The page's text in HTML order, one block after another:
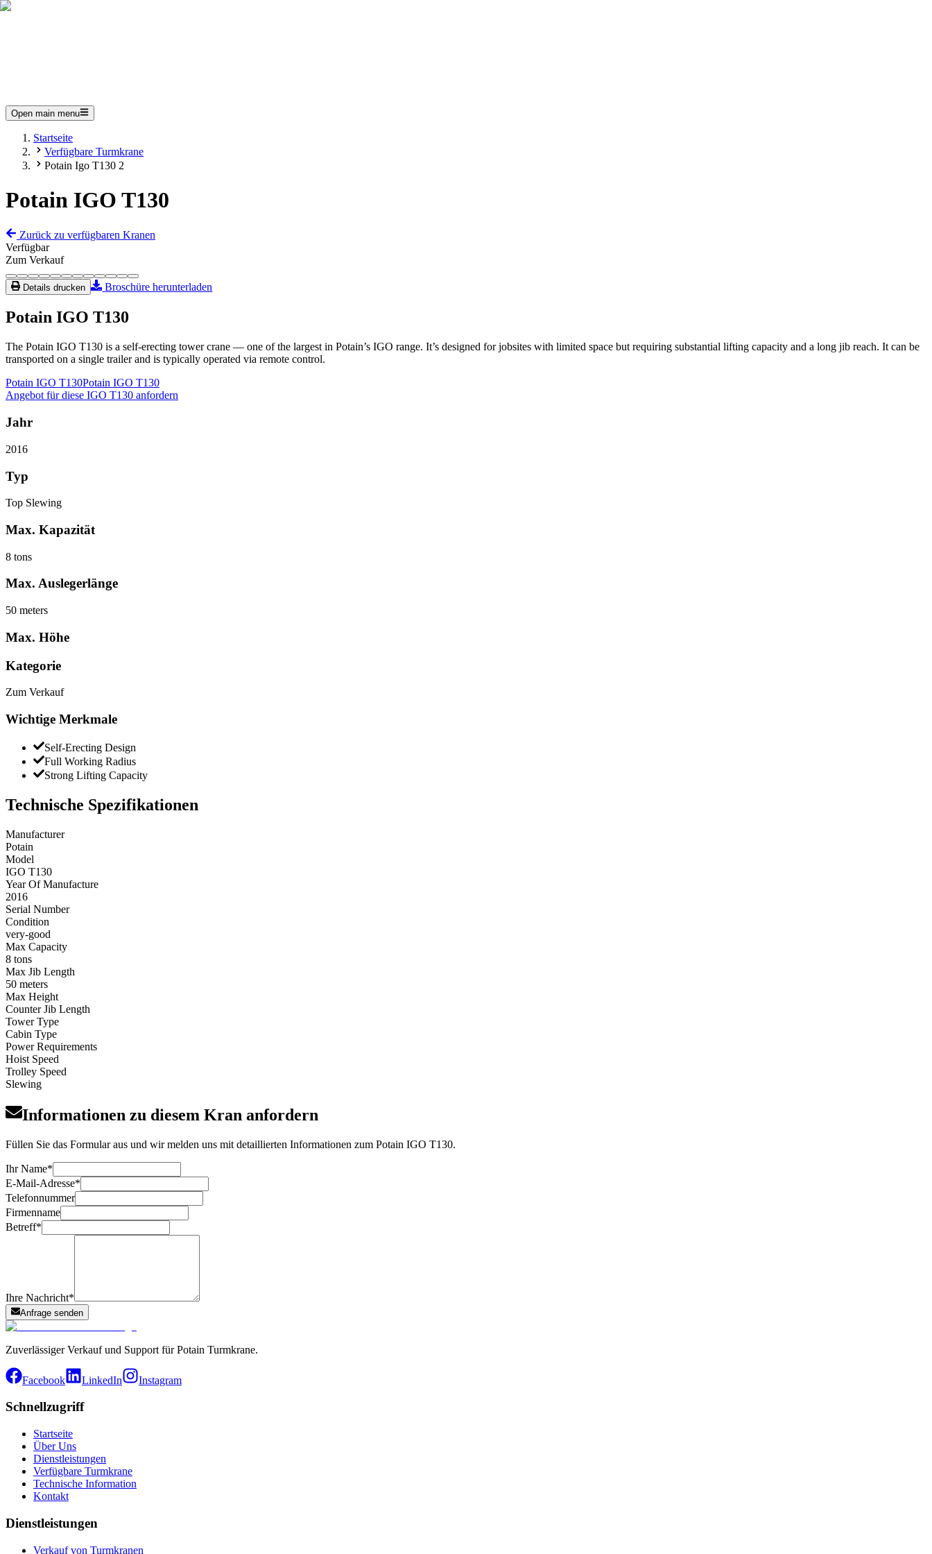
Open main menu
Startseite
Verfügbare Turmkrane
Potain Igo T130 2
Potain IGO T130
Zurück zu verfügbaren Kranen
Verfügbar
Zum Verkauf
Details drucken Broschüre herunterladen
Potain IGO T130
The Potain IGO T130 is a self-erecting tower crane — one of the largest in Potain’s IGO range. It’s designed for jobsites with limited space but requiring substantial lifting capacity and a long jib reach. It can be
transported on a single trailer and is typically operated via remote control.
Potain IGO T130Potain IGO T130
Angebot für diese IGO T130 anfordern
Jahr
2016
Typ
Top Slewing
Max. Kapazität
8 tons
Max. Auslegerlänge
50 meters
Max. Höhe
Kategorie
Zum Verkauf
Wichtige Merkmale
Self-Erecting Design
Full Working Radius
Strong Lifting Capacity
Technische Spezifikationen
Manufacturer
Potain
Model
IGO T130
Year Of Manufacture
2016
Serial Number
Condition
very-good
Max Capacity
8 tons
Max Jib Length
50 meters
Max Height
Counter Jib Length
Tower Type
Cabin Type
Power Requirements
Hoist Speed
Trolley Speed
Slewing
Informationen zu diesem Kran anfordern
Füllen Sie das Formular aus und wir melden uns mit detaillierten Informationen zum Potain IGO T130.
Ihr Name*
E-Mail-Adresse*
Telefonnummer
Firmenname
Betreff*
Ihre Nachricht*
Anfrage senden
Zuverlässiger Verkauf und Support für Potain Turmkrane.
Facebook LinkedIn Instagram
Schnellzugriff
Startseite
Über Uns
Dienstleistungen
Verfügbare Turmkrane
Technische Information
Kontakt
Dienstleistungen
Verkauf von Turmkranen